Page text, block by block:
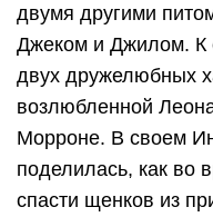
двумя другими
Джеком и Джилом. К
двух дружелюбных
возлюбленной
Морроне. В своем
поделилась, как во
спасти щенков из